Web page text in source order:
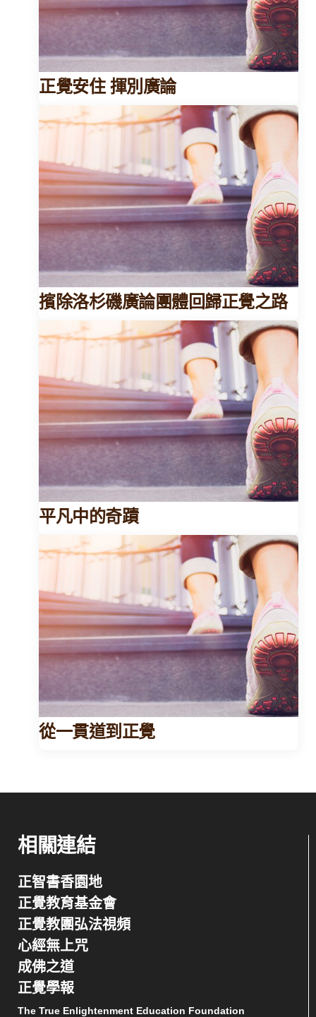
正覺安住 揮別廣論
擯除洛杉磯廣論團體回歸正覺之路
平凡中的奇蹟
從一貫道到正覺
相關連結
正智書香園地
正覺教育基金會
正覺教團弘法視頻
心經無上咒
成佛之道
正覺學報
The True Enlightenment Education Foundation